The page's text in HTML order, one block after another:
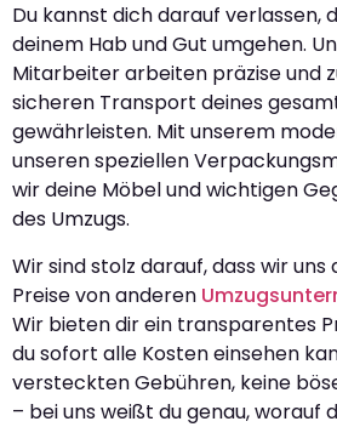
Du kannst dich darauf verlassen,
deinem Hab und Gut umgehen.
Mitarbeiter arbeiten präzise und
sicheren Transport deines
gewährleisten. Mit unserem
unseren speziellen
wir deine Möbel und wichtigen
des Umzugs.
Wir sind stolz darauf, dass wir
Preise von anderen
Wir bieten dir ein transparentes
du sofort alle Kosten einsehen
versteckten Gebühren, keine
– bei uns weißt du genau, worauf